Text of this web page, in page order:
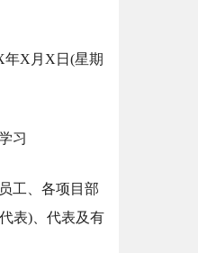
年X月X日(星期
习
工、各项目部
表)、代表及有